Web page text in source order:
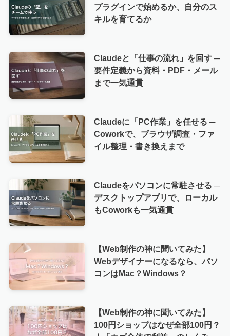
プラグインで始めるか、自分のス
キルを育てるか
Claudeと「仕事の流れ」を回す ─
要件定義から資料・PDF・メール
まで一気通貫
Claudeに「PC作業」を任せる ─
Coworkで、ブラウザ調査・ファ
イル整理・書き換えまで
Claudeをパソコンに常駐させる ─
デスクトップアプリで、ローカル
もCoworkも一気通貫
【Web制作の神に聞いてみた】
Webデザイナーになるなら、パソ
コンはMac？Windows？
【Web制作の神に聞いてみた】
100円ショップはなぜ全部100円？